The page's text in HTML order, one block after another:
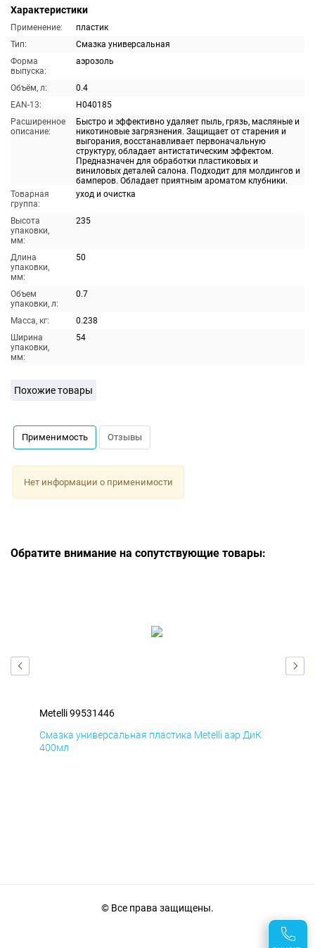
Характеристики
Применение:
пластик
Тип:
Смазка универсальная
Форма
выпуска:
аэрозоль
Объём, л:
0.4
EAN-13:
H040185
Расширенное
описание:
Быстро и эффективно удаляет пыль, грязь, масляные и
никотиновые загрязнения. Защищает от старения и
выгорания, восстанавливает первоначальную
структуру, обладает антистатическим эффектом.
Предназначен для обработки пластиковых и
виниловых деталей салона. Подходит для молдингов и
бамперов. Обладает приятным ароматом клубники.
Товарная
группа:
уход и очистка
Высота
упаковки,
мм:
235
Длина
упаковки,
мм:
50
Объем
упаковки, л:
0.7
Масса, кг:
0.238
Ширина
упаковки,
мм:
54
Похожие товары
Применимость Отзывы
Нет информации о применимости
Обратите внимание на сопутствующие товары:
Metelli 99531446
Смазка универсальная пластика Metelli аэр ДиК
400мл
© Все права защищены.